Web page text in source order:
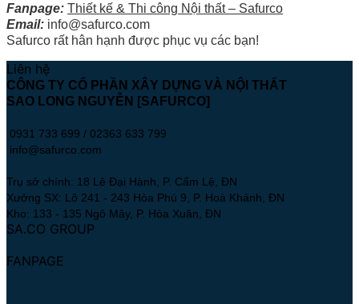
Fanpage: Thiết kế & Thi công Nội thất – Safurco
Email: info@safurco.com
Safurco rất hân hạnh được phục vụ các bạn!
Liên hệ
CÔNG TY CỔ PHẦN XÂY DỰNG VÀ NỘI THẤT
SAO LONG NGUYỄN [SAFURCO]
0931 733 699 / 02363 633 799
info@safurco.com
Trụ sở chính: 18 Lê Đại Hành, P. Cẩm Lệ, ĐN
Xưởng SX: Lô 241 - 243 Hòa Phú 9, P. Hoà Khánh, ĐN
Kho: 133 - 135 Ngô Mây, P. Hòa Xuân, ĐN
SA.CO GROUP
FANPAGE